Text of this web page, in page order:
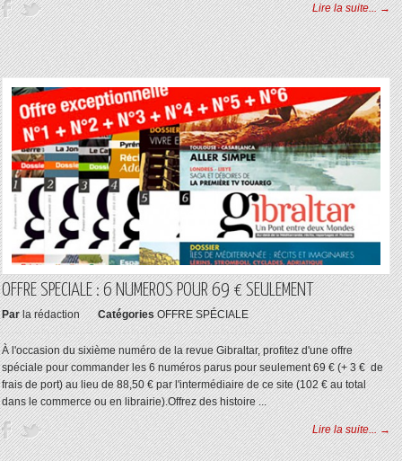
Lire la suite... →
OFFRE SPECIALE : 6 NUMEROS POUR 69 € SEULEMENT
Par la rédaction Catégories OFFRE SPÉCIALE
À l'occasion du sixième numéro de la revue Gibraltar, profitez d'une offre
spéciale pour commander les 6 numéros parus pour seulement 69 € (+ 3 € de
frais de port) au lieu de 88,50 € par l'intermédiaire de ce site (102 € au total
dans le commerce ou en librairie).Offrez des histoire ...
Lire la suite... →